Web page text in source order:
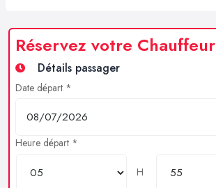
Réservez votre Chauffeur
Détails passager
Date départ *
Heure départ *
H